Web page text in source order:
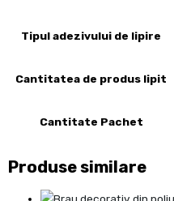
Tipul adezivului de lipire
Cantitatea de produs lipit
Cantitate Pachet
Produse similare